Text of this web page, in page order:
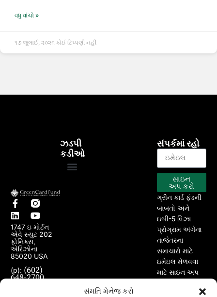
સંમતિ મેનેજ કરો
વધુ વાંચો »
૧૭ જુલાઈ, ૨૦૨૬ કોઈ ટિપ્પણી નહીં
1747 ઇ મોર્ટન
એવે સ્યુટ 202
ફોનિક્સ,
એરિઝોના
85020 USA
(p): (602)
648-2700
info@greencardfund.com
ઝડપી
કડીઓ
સંપર્કમાં રહો
સાઇન
અપ કરો
ગ્રીન કાર્ડ ફંડની
બાબતો અને
ઇબી-5 વિઝા
પ્રોગ્રામ અંગેના
તાજેતરના
સમાચારો માટે
ઇમેઇલ મેળવવા
માટે સાઇન અપ